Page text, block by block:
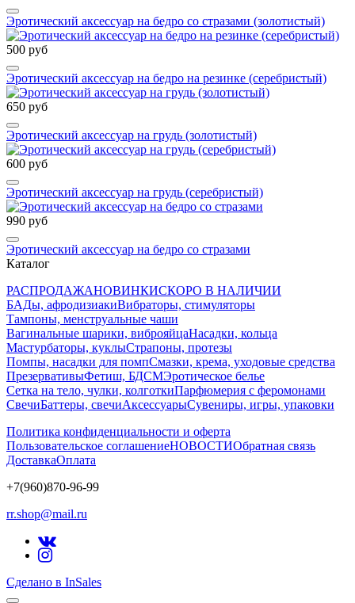
Эротический аксессуар на бедро со стразами (золотистый)
500 руб
Эротический аксессуар на бедро на резинке (серебристый)
650 руб
Эротический аксессуар на грудь (золотистый)
600 руб
Эротический аксессуар на грудь (серебристый)
990 руб
Эротический аксессуар на бедро со стразами
Каталог
РАСПРОДАЖАНОВИНКИСКОРО В НАЛИЧИИ
БАДы, афродизиакиВибраторы, стимуляторы
Тампоны, менструальные чаши
Вагинальные шарики, виброяйцаНасадки, кольца
Мастурбаторы, куклыСтрапоны, протезы
Помпы, насадки для помпСмазки, крема, уходовые средства
ПрезервативыФетиш, БДСМЭротическое белье
Сетка на тело, чулки, колготкиПарфюмерия с феромонами
СвечиБаттеры, свечиАксессуарыСувениры, игры, упаковки
Политика конфиденциальности и оферта
Пользовательское соглашениеНОВОСТИОбратная связь
ДоставкаОплата
+7(960)870-96-99
rr.shop@mail.ru
Сделано в InSales